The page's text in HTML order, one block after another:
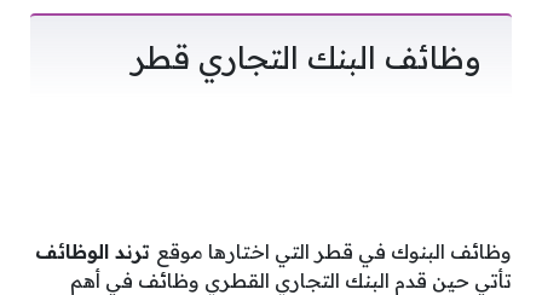
وظائف البنك التجاري قطر
وظائف البنوك في قطر التي اختارها موقع ترند الوظائف
تأتي حين قدم البنك التجاري القطري وظائف في أهم